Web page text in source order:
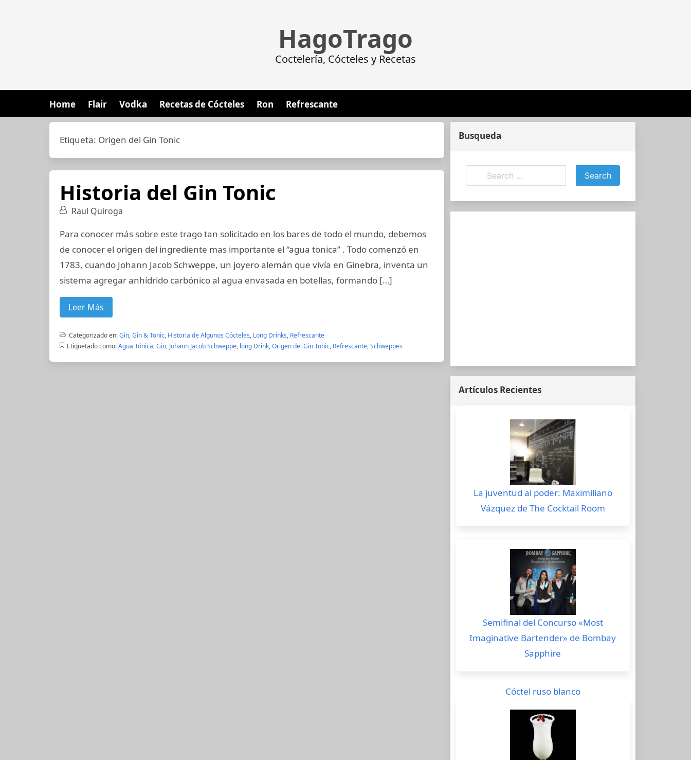
HagoTrago
Coctelería, Cócteles y Recetas
Home Flair Vodka Recetas de Cócteles Ron Refrescante
Etiqueta: Origen del Gin Tonic
Historia del Gin Tonic
Raul Quiroga
Para conocer más sobre este trago tan solicitado en los bares de todo el mundo, debemos
de conocer el origen del ingrediente mas importante el “agua tonica” . Todo comenzó en
1783, cuando Johann Jacob Schweppe, un joyero alemán que vivía en Ginebra, inventa un
sistema agregar anhídrido carbónico al agua envasada en botellas, formando […]
Leer Más
Categorizado en:Gin,Gin & Tonic, Historia de Algunos Cócteles, Long Drinks, Refrescante
Etiquetado como: Agua Tónica,Gin, Johann Jacob Schweppe, long Drink,Origen del Gin Tonic, Refrescante,Schweppes
Busqueda
Artículos Recientes
La juventud al poder: Maximiliano
Vázquez de The Cocktail Room
Semifinal del Concurso «Most
Imaginative Bartender» de Bombay
Sapphire
Cóctel ruso blanco